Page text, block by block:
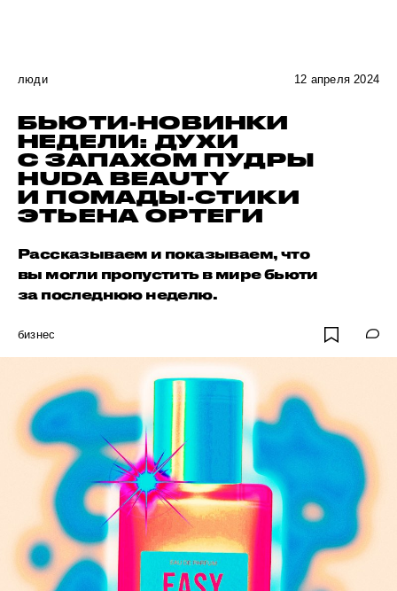
люди 12 апреля 2024
БЬЮТИ-НОВИНКИ
НЕДЕЛИ: ДУХИ
С ЗАПАХОМ ПУДРЫ
HUDA BEAUTY
И ПОМАДЫ-СТИКИ
ЭТЬЕНА ОРТЕГИ
Рассказываем и показываем, что
вы могли пропустить в мире бьюти
за последнюю неделю.
бизнес